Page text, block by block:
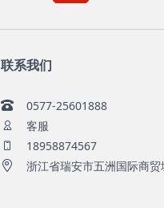
联系我们
0577-25601888
客服
18958874567
浙江省瑞安市五洲国际商